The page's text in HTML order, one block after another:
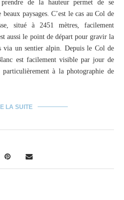
de la hauteur permet de se
paysages. C’est le cas au Col de
situé à 2451 mètres, facilement
aussi le point de départ pour gravir la
via un sentier alpin. Depuis le Col de
est facilement visible par jour de
à la photographie de
LA SUITE